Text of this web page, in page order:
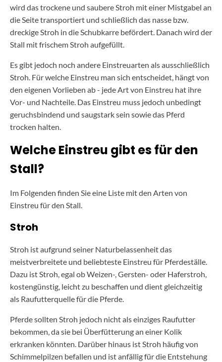
wird das trockene und saubere Stroh mit einer Mistgabel an
die Seite transportiert und schließlich das nasse bzw.
dreckige Stroh in die Schubkarre befördert. Danach wird der
Stall mit frischem Stroh aufgefüllt.
Es gibt jedoch noch andere Einstreuarten als ausschließlich
Stroh. Für welche Einstreu man sich entscheidet, hängt von
den eigenen Vorlieben ab - jede Art von Einstreu hat ihre
Vor- und Nachteile. Das Einstreu muss jedoch unbedingt
geruchsbindend und saugstark sein sowie das Pferd
trocken halten.
Welche Einstreu gibt es für den
Stall?
Im Folgenden finden Sie eine Liste mit den Arten von
Einstreu für den Stall.
Stroh
Stroh ist aufgrund seiner Naturbelassenheit das
meistverbreitete und beliebteste Einstreu für Pferdeställe.
Dazu ist Stroh, egal ob Weizen-, Gersten- oder Haferstroh,
kostengünstig, leicht zu beschaffen und dient gleichzeitig
als Raufutterquelle für die Pferde.
Pferde sollten Stroh jedoch nicht als einziges Raufutter
bekommen, da sie bei Überfütterung an einer Kolik
erkranken könnten. Darüber hinaus ist Stroh häufig von
Schimmelpilzen befallen und ist anfällig für die Entstehung